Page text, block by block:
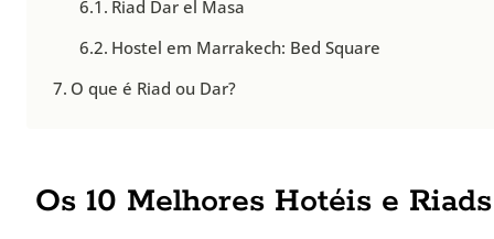
Riad Dar el Masa
Hostel em Marrakech: Bed Square
O que é Riad ou Dar?
Os 10 Melhores Hotéis e